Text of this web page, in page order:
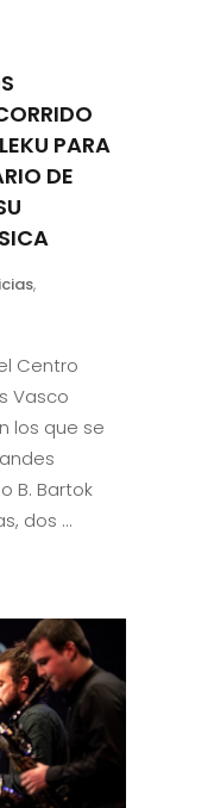
PARA
DE
,
Centro
Vasco
los que se
B. Bartok
dos